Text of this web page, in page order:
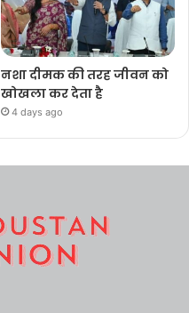
नशा दीमक की तरह जीवन को
खोखला कर देता है
4 days ago